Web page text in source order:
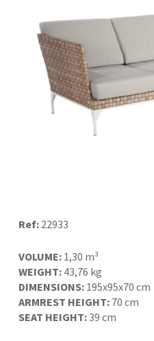
Ref:22933
VOLUME: 1,30 m³
WEIGHT: 43,76 kg
DIMENSIONS: 195x95x70 cm
ARMREST HEIGHT: 70 cm
SEAT HEIGHT:39 cm